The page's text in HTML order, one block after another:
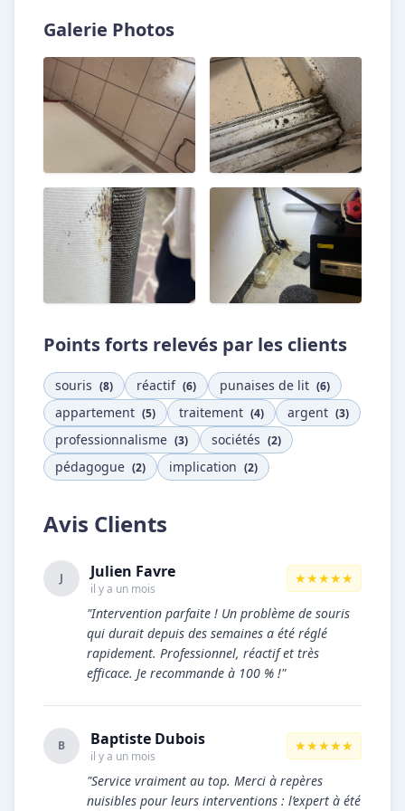
Galerie Photos
Points forts relevés par les clients
souris (8) réactif (6) punaises de lit (6)
appartement (5) traitement (4) argent (3)
professionnalisme (3) sociétés (2)
pédagogue (2) implication (2)
Avis Clients
J Julien Favre
il y a un mois
★★★★★
"Intervention parfaite ! Un problème de souris
qui durait depuis des semaines a été réglé
rapidement. Professionnel, réactif et très
efficace. Je recommande à 100 % !"
B Baptiste Dubois
il y a un mois
★★★★★
"Service vraiment au top. Merci à repères
nuisibles pour leurs interventions : l’expert à été